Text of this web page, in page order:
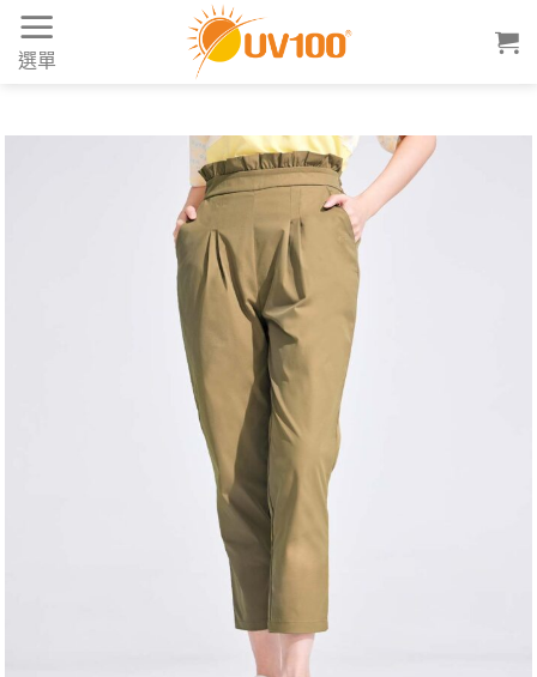
Skip
content
選單